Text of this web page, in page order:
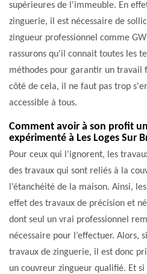
supérieures de l'immeuble. En
zinguerie, il est nécessaire de
zingueur professionnel comme
rassurons qu'il connait toutes les
méthodes pour garantir un travail
côté de cela, il ne faut pas trop
accessible à tous.
Comment avoir à son profit
expérimenté à Les Loges Sur
Pour ceux qui l’ignorent, les
des travaux qui sont reliés à la
l’étanchéité de la maison. Ainsi,
effet des travaux de précision et
dont seul un vrai professionnel
nécessaire pour l’effectuer. Alors,
travaux de zinguerie, il est donc
un couvreur zingueur qualifié. Et si